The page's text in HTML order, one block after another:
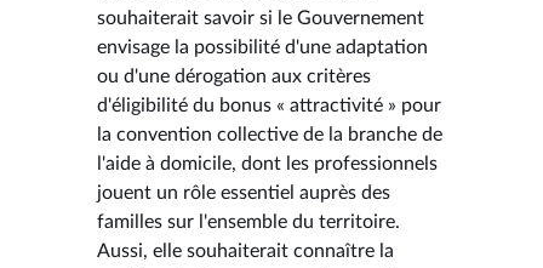
souhaiterait savoir si le Gouvernement
envisage la possibilité d'une adaptation
ou d'une dérogation aux critères
d'éligibilité du bonus « attractivité » pour
la convention collective de la branche de
l'aide à domicile, dont les professionnels
jouent un rôle essentiel auprès des
familles sur l'ensemble du territoire.
Aussi, elle souhaiterait connaître la